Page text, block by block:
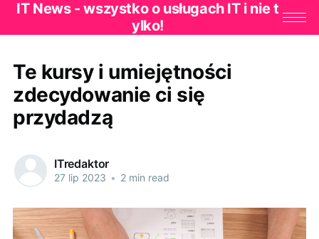
IT News - wszystko o usługach IT i nie t
ylko!
Te kursy i umiejętności
zdecydowanie ci się
przydadzą
ITredaktor
27 lip 2023 • 2 min read